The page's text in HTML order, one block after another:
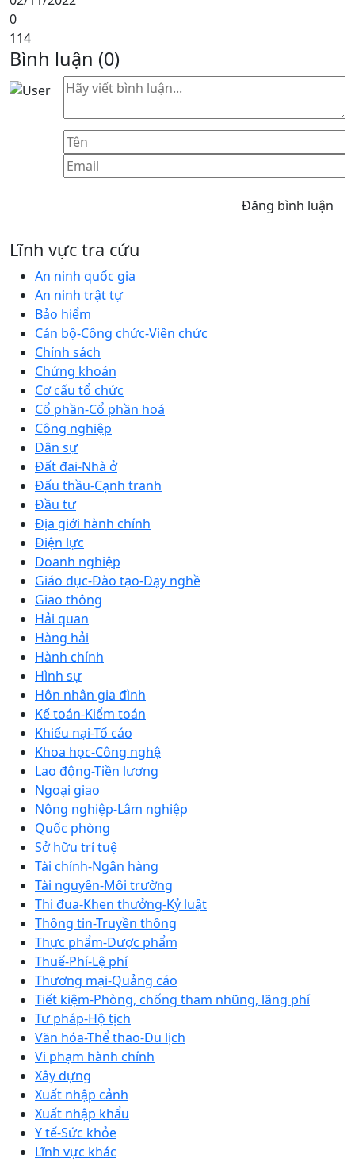
0
114
Bình luận (0)
Đăng bình luận
Lĩnh vực tra cứu
An ninh quốc gia
An ninh trật tự
Bảo hiểm
Cán bộ-Công chức-Viên chức
Chính sách
Chứng khoán
Cơ cấu tổ chức
Cổ phần-Cổ phần hoá
Công nghiệp
Dân sự
Đất đai-Nhà ở
Đấu thầu-Cạnh tranh
Đầu tư
Địa giới hành chính
Điện lực
Doanh nghiệp
Giáo dục-Đào tạo-Dạy nghề
Giao thông
Hải quan
Hàng hải
Hành chính
Hình sự
Hôn nhân gia đình
Kế toán-Kiểm toán
Khiếu nại-Tố cáo
Khoa học-Công nghệ
Lao động-Tiền lương
Ngoại giao
Nông nghiệp-Lâm nghiệp
Quốc phòng
Sở hữu trí tuệ
Tài chính-Ngân hàng
Tài nguyên-Môi trường
Thi đua-Khen thưởng-Kỷ luật
Thông tin-Truyền thông
Thực phẩm-Dược phẩm
Thuế-Phí-Lệ phí
Thương mại-Quảng cáo
Tiết kiệm-Phòng, chống tham nhũng, lãng phí
Tư pháp-Hộ tịch
Văn hóa-Thể thao-Du lịch
Vi phạm hành chính
Xây dựng
Xuất nhập cảnh
Xuất nhập khẩu
Y tế-Sức khỏe
Lĩnh vực khác